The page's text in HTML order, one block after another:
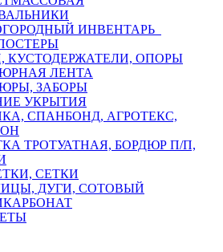
ИНВЕНТАРЬ
КУСТОДЕРЖАТЕЛИ, ОПОРЫ
ЛЕНТА
ЗАБОРЫ
УКРЫТИЯ
СПАНБОНД, АГРОТЕКС,
ТРОТУАТНАЯ, БОРДЮР П/П,
СЕТКИ
ДУГИ, СОТОВЫЙ